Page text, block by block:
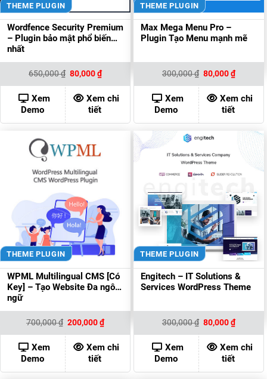
THEME PLUGIN
Wordfence Security Premium
– Plugin bảo mật phổ biến
nhất
650,000₫ Giá
gốc
là:
650,000 ₫.
80,000₫Giá
hiện
tại
là:
80,000 ₫.
Xem
Demo
Xem chi
tiết
THEME PLUGIN
Max Mega Menu Pro –
Plugin Tạo Menu mạnh mẽ
300,000₫ Giá
gốc
là:
300,000 ₫.
80,000₫Giá
hiện
tại
là:
80,000
Xem
Demo
Xem chi
tiết
THEME PLUGIN
WPML Multilingual CMS [Có
Key] – Tạo Website Đa ngôn
ngữ
700,000₫ Giá
là:
700,000 ₫.
200,000₫Giá
hiện
tại
là:
200,000 ₫.
Xem
Demo
Xem chi
tiết
THEME PLUGIN
Engitech – IT Solutions &
Services WordPress Theme
300,000₫ Giá
gốc
là:
300,000 ₫.
80,000₫Giá
hiện
tại
là:
80,000
Xem
Demo
Xem chi
tiết